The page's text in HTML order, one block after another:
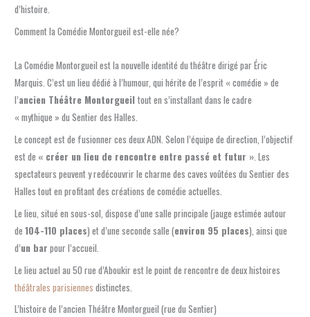
d’histoire.
Comment la Comédie Montorgueil est-elle née?
La Comédie Montorgueil est la nouvelle identité du théâtre dirigé par Éric
Marquis. C’est un lieu dédié à l’humour, qui hérite de l’esprit « comédie » de
l’ancien Théâtre Montorgueiltout en s’installant dans le cadre
« mythique » du Sentier des Halles.
Le concept est de fusionner ces deux ADN. Selon l’équipe de direction, l’objectif
est de « créer un lieu de rencontre entre passé et futur ». Les
spectateurs peuvent y redécouvrir le charme des caves voûtées du Sentier des
Halles tout en profitant des créations de comédie actuelles.
Le lieu, situé en sous-sol, dispose d’une salle principale (jauge estimée autour
de104-110 places) et d’une seconde salle (environ 95 places), ainsi que
d’un bar pour l’accueil.
Le lieu actuel au 50 rue d’Aboukir est le point de rencontre de deux histoires
théâtrales parisiennes distinctes.
L’histoire de l’ancien Théâtre Montorgueil (rue du Sentier)